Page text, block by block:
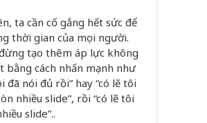
ta cần cố gắng hết sức để
thời gian của mọi người.
tạo thêm áp lực không
bằng cách nhấn mạnh như
đã nói đủ rồi” hay “có lẽ tôi
nhiều slide”, rồi “có lẽ tôi
slide”..